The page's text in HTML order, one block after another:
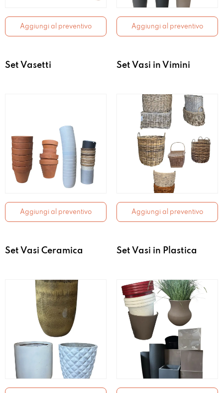
Aggiungi al preventivo Aggiungi al preventivo
Set Vasetti
Aggiungi al preventivo
Set Vasi in Vimini
Aggiungi al preventivo
Set Vasi Ceramica Set Vasi in Plastica